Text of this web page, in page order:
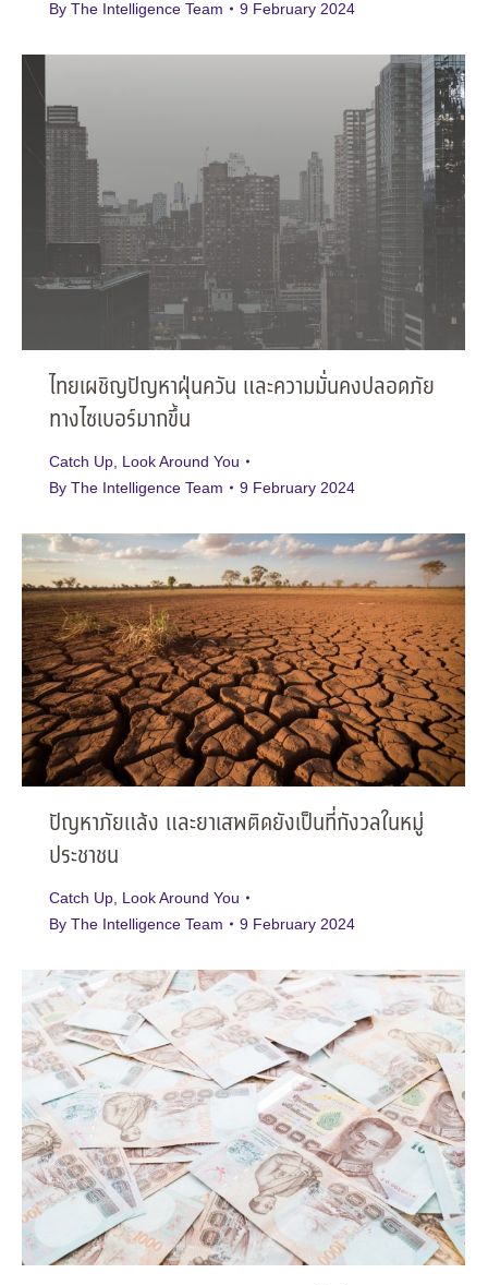
By The Intelligence Team 9 February 2024
ไทยเผชิญปัญหาฝุ่นควัน และความมั่นคงปลอดภัย
ทางไซเบอร์มากขึ้น
Catch Up Look Around You
By The Intelligence Team 9 February 2024
ปัญหาภัยแล้ง และยาเสพติดยังเป็นที่กังวลในหมู่
ประชาชน
Catch Up, Look Around You
By The Intelligence Team 9 February 2024